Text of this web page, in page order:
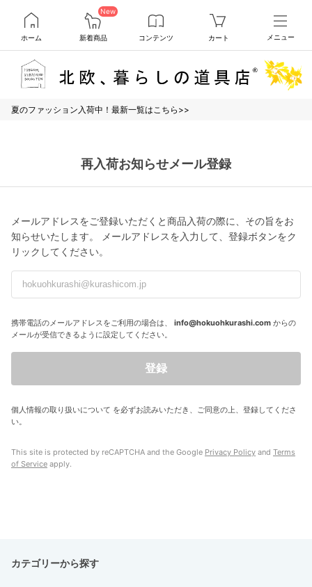
ホーム
New
新着商品 コンテンツ カート メニュー
夏のファッション入荷中！最新一覧はこちら>>
再入荷お知らせメール登録
メールアドレスをご登録いただくと商品入荷の際に、その旨をお
知らせいたします。 メールアドレスを入力して、登録ボタンをク
リックしてください。
携帯電話のメールアドレスをご利用の場合は、 info@hokuohkurashi.com からの
メールが受信できるように設定してください。
登録
個人情報の取り扱いについて を必ずお読みいただき、ご同意の上、登録してくださ
い。
This site is protected by reCAPTCHA and the Google Privacy Policy and Terms
of Service apply.
カテゴリーから探す